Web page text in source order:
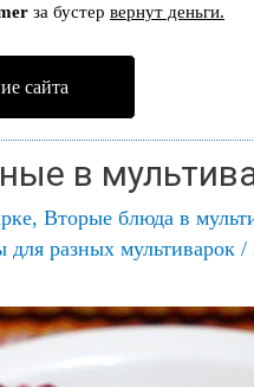
за бустер вернут деньги.
сайта
в
, Вторые блюда в
для разных мультиварок /